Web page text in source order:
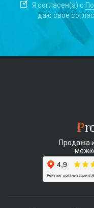
Я согласен(а) с
даю свое
P
Продажа